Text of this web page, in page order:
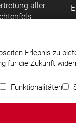
aller
Erlebnis zu
für die Zukunft
Funktionalitäten